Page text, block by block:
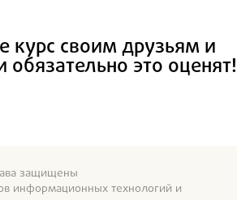
курс своим друзьям и
это оценят!
защищены
информационных технологий и